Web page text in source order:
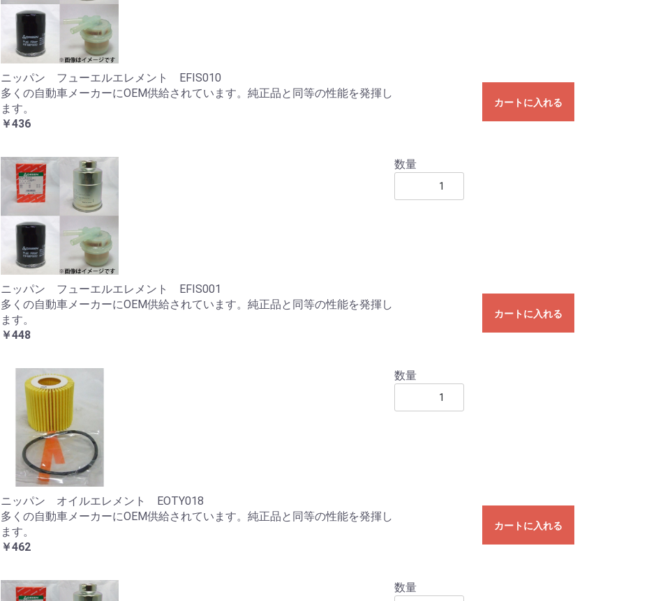
ニッパン フューエルエレメント EFIS010
多くの自動車メーカーにOEM供給されています。純正品と同等の性能を発揮し
ます。
￥436
カートに入れる
ニッパン フューエルエレメント EFIS001
多くの自動車メーカーにOEM供給されています。純正品と同等の性能を発揮し
ます。
￥448
数量
カートに入れる
ニッパン オイルエレメント EOTY018
多くの自動車メーカーにOEM供給されています。純正品と同等の性能を発揮し
ます。
￥462
数量
カートに入れる
数量